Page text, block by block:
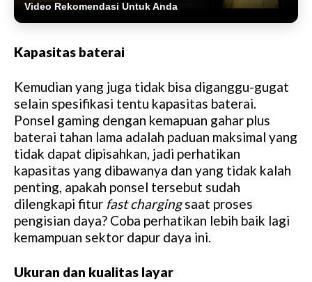
Video Rekomendasi Untuk Anda
Kapasitas baterai
Kemudian yang juga tidak bisa diganggu-gugat
selain spesifikasi tentu kapasitas baterai.
Ponsel gaming dengan kemapuan gahar plus
baterai tahan lama adalah paduan maksimal yang
tidak dapat dipisahkan, jadi perhatikan
kapasitas yang dibawanya dan yang tidak kalah
penting, apakah ponsel tersebut sudah
dilengkapi fitur fast chargingsaat proses
pengisian daya? Coba perhatikan lebih baik lagi
kemampuan sektor dapur daya ini.
Ukuran dan kualitas layar